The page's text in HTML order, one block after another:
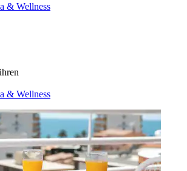
& Wellness
& Wellness